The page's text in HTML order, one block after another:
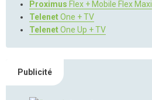
Proximus Flex + Mobile Flex Maxi
TelenetOne + TV
TelenetOne Up + TV
Publicité